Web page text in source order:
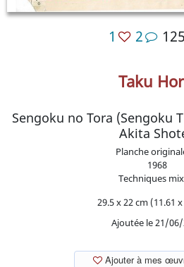
1 2
Taku
Sengoku no Tora (Sengoku
Akita
Planche
1968
Techniques
29.5 x 22 cm (11.61
Ajoutée le 21/
Ajouter à mes